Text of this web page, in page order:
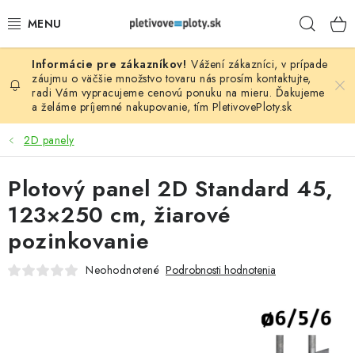
na
PLOTOVÉ PANELY
PLETIVO
STĹPIKY
PODHRABOVÉ DOSKY
BRÁNY A BRÁNKY
GABIÓNY (PLOTY, KOŠE)
Vážení zákazníci, v prípade
záujmu o väčšie množstvo tovaru nás prosím kontaktujte,
radi Vám vypracujeme cenovú ponuku na mieru. Ďakujeme
a želáme príjemné nakupovanie, tím PletivovePloty.sk
2D panely
Plotový panel 2D Standard 45,
123×250 cm, žiarové
pozinkovanie
Neohodnotené Podrobnosti hodnotenia